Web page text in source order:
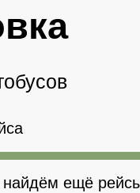
ещё